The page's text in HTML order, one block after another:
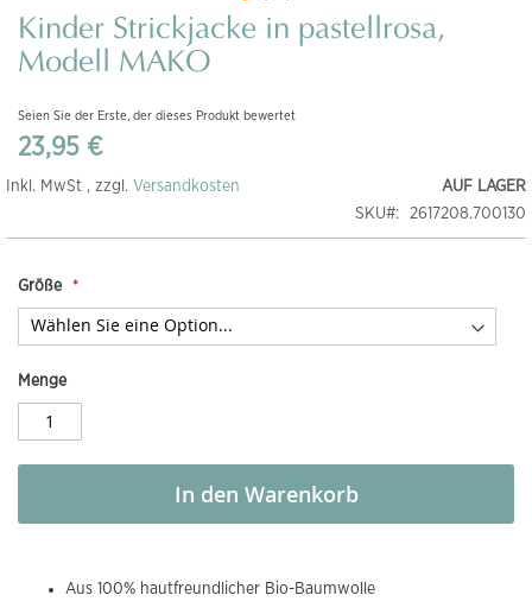
Zum
Anfang
der
springen
Kinder Strickjacke in pastellrosa,
Modell MAKO
Seien Sie der Erste, der dieses Produkt bewertet
23,95 €
AUF LAGER
SKU
2617208.700130
Inkl. MwSt , zzgl. Versandkosten
Größe
Menge
In den Warenkorb
Aus 100% hautfreundlicher Bio-Baumwolle